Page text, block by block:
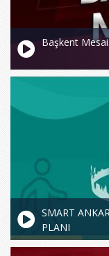
Başkent
SMART
PLANI